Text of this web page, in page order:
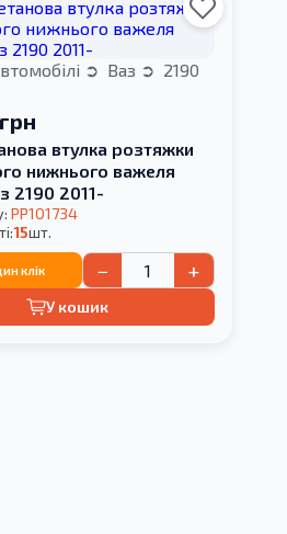
Ваз
2190
втулка розтяжки
нижнього важеля
2190 2011-
PP101734
15шт.
клік − +
У кошик